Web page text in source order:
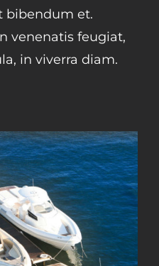
bibendum et.
venenatis feugiat,
in viverra diam.